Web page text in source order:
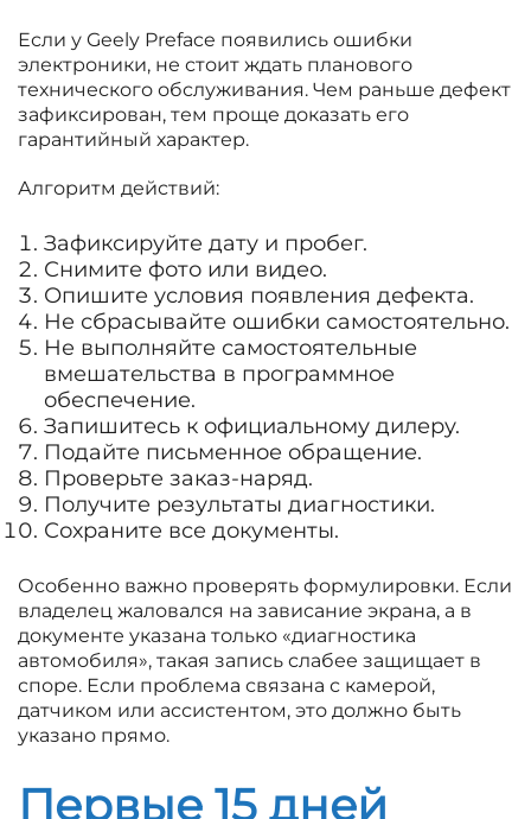
Если у Geely Preface появились ошибки
электроники, не стоит ждать планового
технического обслуживания. Чем раньше дефект
зафиксирован, тем проще доказать его
гарантийный характер.
Алгоритм действий:
Зафиксируйте дату и пробег.
Снимите фото или видео.
Опишите условия появления дефекта.
Не сбрасывайте ошибки самостоятельно.
Не выполняйте самостоятельные
вмешательства в программное
обеспечение.
Запишитесь к официальному дилеру.
Подайте письменное обращение.
Проверьте заказ-наряд.
Получите результаты диагностики.
Сохраните все документы.
Особенно важно проверять формулировки. Если
владелец жаловался на зависание экрана, а в
документе указана только «диагностика
автомобиля», такая запись слабее защищает в
споре. Если проблема связана с камерой,
датчиком или ассистентом, это должно быть
указано прямо.
Первые 15 дней